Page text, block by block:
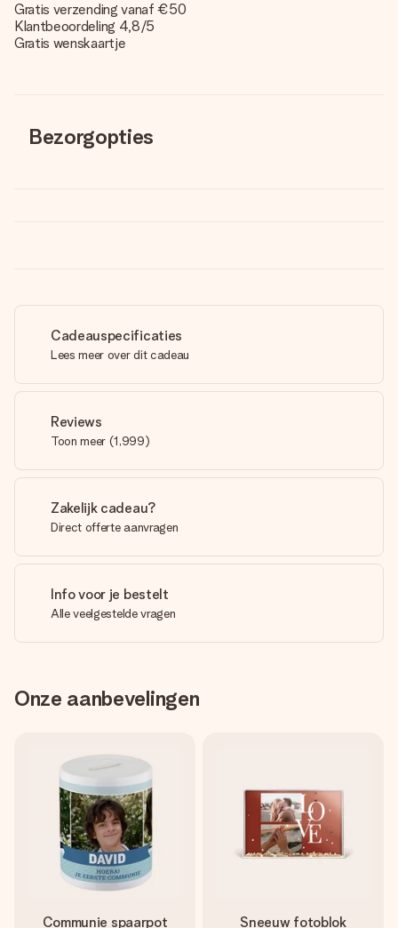
Gratis verzending vanaf €50
Klantbeoordeling 4,8/5
Gratis wenskaartje
Bezorgopties
Cadeauspecificaties
Lees meer over dit cadeau
Reviews
Toon meer (1,999)
Zakelijk cadeau?
Direct offerte aanvragen
Info voor je bestelt
Alle veelgestelde vragen
Onze aanbevelingen
Communie spaarpot Sneeuw fotoblok